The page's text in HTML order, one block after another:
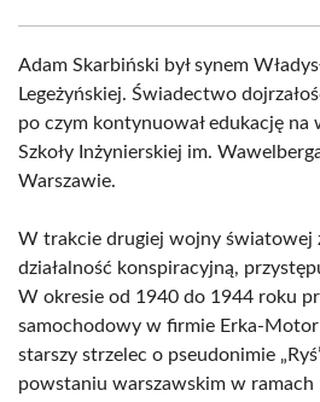
Adam Skarbiński był synem
Legeżyńskiej. Świadectwo
po czym kontynuował edukację na
Szkoły Inżynierskiej im.
Warszawie.
W trakcie drugiej wojny światowej
działalność konspiracyjną,
W okresie od 1940 do 1944 roku
samochodowy w firmie Erka-
starszy strzelec o pseudonimie
powstaniu warszawskim w ramach